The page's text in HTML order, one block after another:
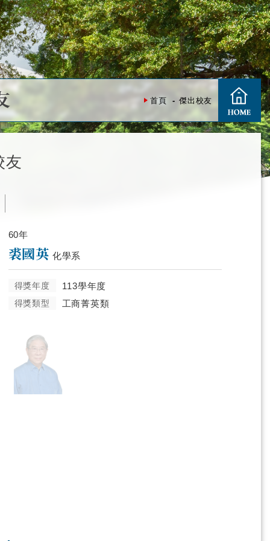
首頁 傑出校友
友
60年
裘國英 化學系
得獎年度 113學年度
得獎類型 工商菁英類